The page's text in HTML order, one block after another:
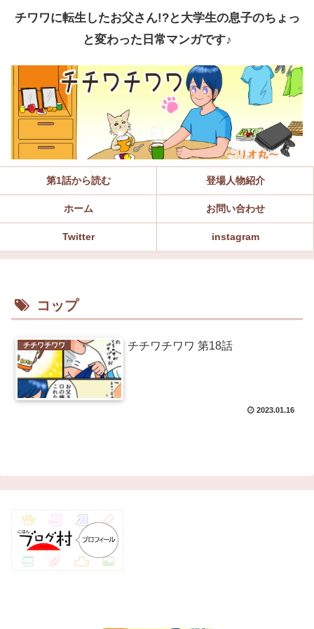
チワワに転生したお父さん!?と大学生の息子のちょっ
と変わった日常マンガです♪
第1話から読む 登場人物紹介
ホーム お問い合わせ
Twitter instagram
コップ
チチワチワワ チチワチワワ 第18話
2023.01.16